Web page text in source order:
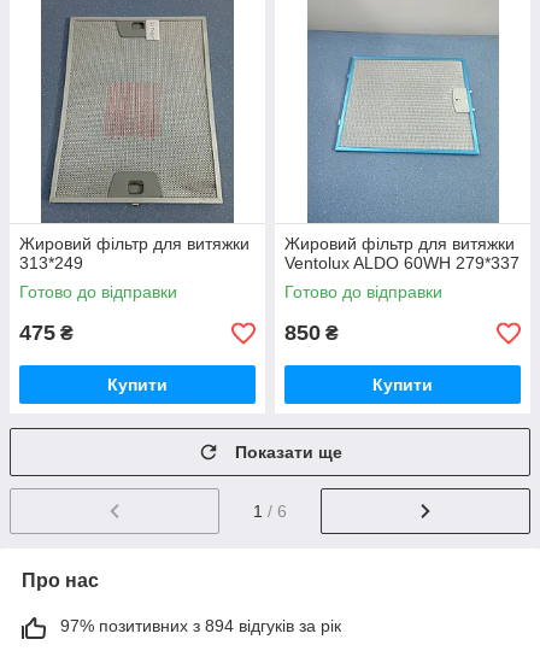
Жировий фільтр для витяжки
313*249
Готово до відправки
475 ₴
Купити
Жировий фільтр для витяжки
Ventolux ALDO 60WH 279*337
Готово до відправки
850 ₴
Купити
Показати ще
1 / 6
Про нас
97% позитивних з 894 відгуків за рік